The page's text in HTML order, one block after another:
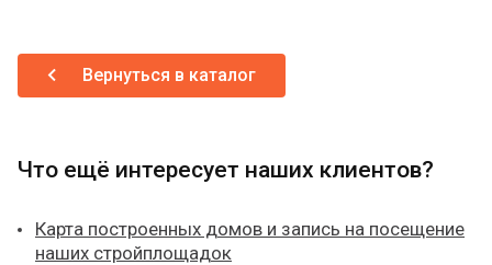
Вернуться в каталог
Что ещё интересует наших клиентов?
Карта построенных домов и запись на посещение
наших стройплощадок